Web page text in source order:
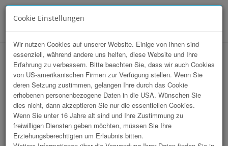
Array
hr-lounge Mitte zu Gast bei Rübig GmbH
& CoKG
46 Bilder
« 1 2 »
Cookie Einstellungen
Wir nutzen Cookies auf unserer Website. Einige von ihnen sind
essenziell, während andere uns helfen, diese Website und Ihre
Erfahrung zu verbessern. Bitte beachten Sie, dass wir auch Cookies
von US-amerikanischen Firmen zur Verfügung stellen. Wenn Sie
deren Setzung zustimmen, gelangen Ihre durch das Cookie
erhobenen personenbezogene Daten in die USA. Wünschen Sie
dies nicht, dann akzeptieren Sie nur die essentiellen Cookies.
Wenn Sie unter 16 Jahre alt sind und Ihre Zustimmung zu
freiwilligen Diensten geben möchten, müssen Sie Ihre
Erziehungsberechtigten um Erlaubnis bitten.